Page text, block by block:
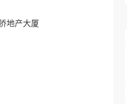
地产大厦